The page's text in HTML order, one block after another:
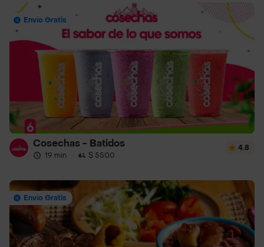
Envío Gratis
Cosechas - Batidos
19 min · $ 5500
4.8
Envío Gratis